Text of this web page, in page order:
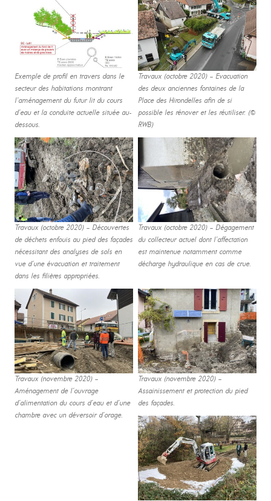
Exemple de profil en travers dans le
secteur des habitations montrant
l’aménagement du futur lit du cours
d’eau et la conduite actuelle située au-
dessous.
Travaux (octobre 2020) – Evacuation
des deux anciennes fontaines de la
Place des Hirondelles afin de si
possible les rénover et les réutiliser. (©
RWB)
Travaux (octobre 2020) – Découvertes
de déchets enfouis au pied des façades
nécessitant des analyses de sols en
vue d’une évacuation et traitement
dans les filières appropriées.
Travaux (octobre 2020) – Dégagement
du collecteur actuel dont l’affectation
est maintenue notamment comme
décharge hydraulique en cas de crue.
Travaux (novembre 2020) –
Aménagement de l’ouvrage
d’alimentation du cours d’eau et d’une
chambre avec un déversoir d’orage.
Travaux (novembre 2020) –
Assainissement et protection du pied
des façades.